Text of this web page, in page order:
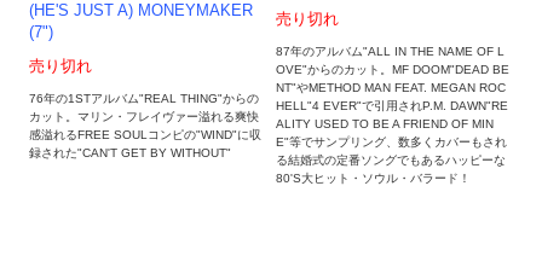
(HE'S JUST A) MONEYMAKER
(7")
売り切れ
76年の1STアルバム"REAL THING"からの
カット。マリン・フレイヴァー溢れる爽快
感溢れるFREE SOULコンピの"WIND"に収
録された"CAN'T GET BY WITHOUT"
売り切れ
87年のアルバム"ALL IN THE NAME OF L
OVE"からのカット。MF DOOM"DEAD BE
NT"やMETHOD MAN FEAT. MEGAN ROC
HELL"4 EVER"で引用されP.M. DAWN"RE
ALITY USED TO BE A FRIEND OF MIN
E"等でサンプリング、数多くカバーもされ
る結婚式の定番ソングでもあるハッピーな
80'S大ヒット・ソウル・バラード！